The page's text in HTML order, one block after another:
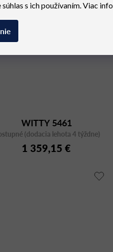
s ich používaním. Viac
WITTY 5461
(dodacia lehota 4 týždne)
1 359,15 €